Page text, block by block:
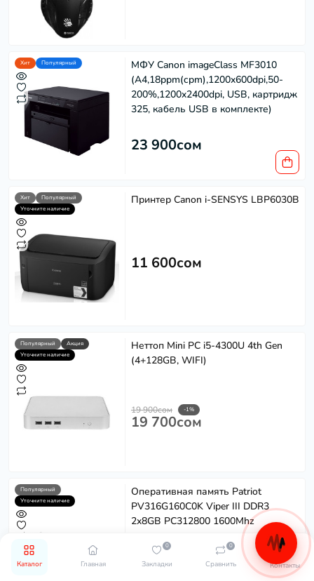
Каталог Главная Закладки
0
Сравнить
0
Контакты
Хит Популярный
МФУ Canon imageClass MF3010
(A4,18ppm(cpm),1200x600dpi,50-
200%,1200x2400dpi, USB, картридж
325, кабель USB в комплекте)
23 900сом
Хит
Популярный
Уточните наличие
Принтер Canon i-SENSYS LBP6030B
11 600сом
Популярный
Акция
Уточните наличие
Неттоп Mini PC i5-4300U 4th Gen
(4+128GB, WIFI)
19 900сом -1%
19 700сом
Популярный
Уточните наличие
Оперативная память Patriot
PV316G160C0K Viper III DDR3
2x8GB PC312800 1600Mhz
5 950сом
S Softech
S
Здравствуйте! 👋
Чем можем помочь?